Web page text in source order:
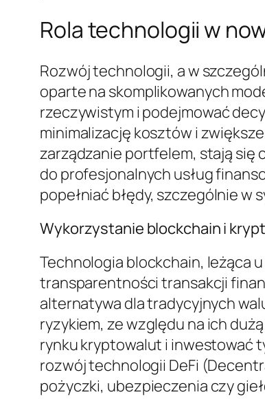
Rola technologii w
Rozwój technologii, a w
oparte na skomplikowanych
rzeczywistym i podejmować
minimalizację kosztów i
zarządzanie portfelem, stają się
do profesjonalnych usług
popełniać błędy, szczególnie w
Wykorzystanie blockchain i
Technologia blockchain, leżąca
transparentności transakcji
alternatywa dla tradycyjnych
ryzykiem, ze względu na ich
rynku kryptowalut i inwestować
rozwój technologii DeFi
pożyczki, ubezpieczenia czy